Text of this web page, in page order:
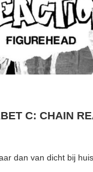
C: CHAIN
dan van dicht bij